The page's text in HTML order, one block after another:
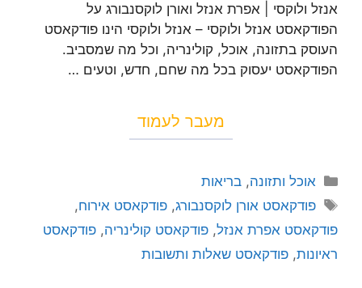
אנזל ולוקסי | אפרת אנזל ואורן לוקסנבורג על
הפודקאסט אנזל ולוקסי – אנזל ולוקסי הינו פודקאסט
העוסק בתזונה, אוכל, קולינריה, וכל מה שמסביב.
הפודקאסט יעסוק בכל מה שחם, חדש, וטעים …
מעבר לעמוד
אוכל ותזונה,בריאות
פודקאסט אורן לוקסנבורג,פודקאסט אירוח,
פודקאסט אפרת אנזל, פודקאסט קולינריה, פודקאסט
ראיונות, פודקאסט שאלות ותשובות